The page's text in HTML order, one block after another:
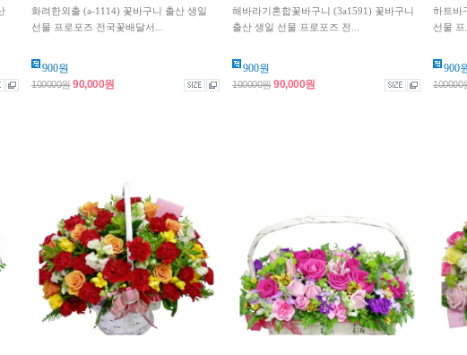
화려한외출 (a-1114) 꽃바구니 출산 생일
선물 프로포즈 전국꽃배달서...
900원
100000원90,000원
해바라기혼합꽃바구니 (3a1591) 꽃바구니
출산 생일 선물 프로포즈 전...
900원
100000원90,000원
하트바
선물 프
900
100000